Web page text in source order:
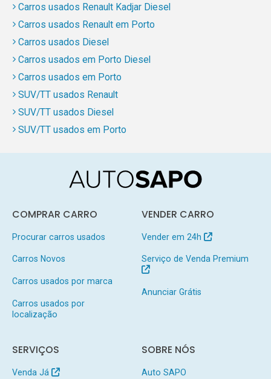
Carros usados Renault Kadjar Diesel
Carros usados Renault em Porto
Carros usados Diesel
Carros usados em Porto Diesel
Carros usados em Porto
SUV/TT usados Renault
SUV/TT usados Diesel
SUV/TT usados em Porto
COMPRAR CARRO
Procurar carros usados
Carros Novos
Carros usados por marca
Carros usados por
localização
VENDER CARRO
Vender em 24h
Serviço de Venda Premium
Anunciar Grátis
SERVIÇOS
Venda Já
SOBRE NÓS
Auto SAPO